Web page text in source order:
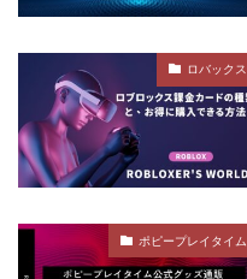
ロバックス
ポピープレイタイム